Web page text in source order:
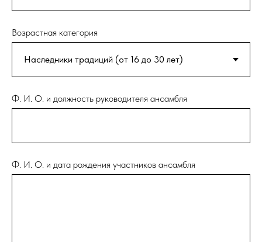
Возрастная категория
Ф. И. О. и должность руководителя ансамбля
Ф. И. О. и дата рождения участников ансамбля